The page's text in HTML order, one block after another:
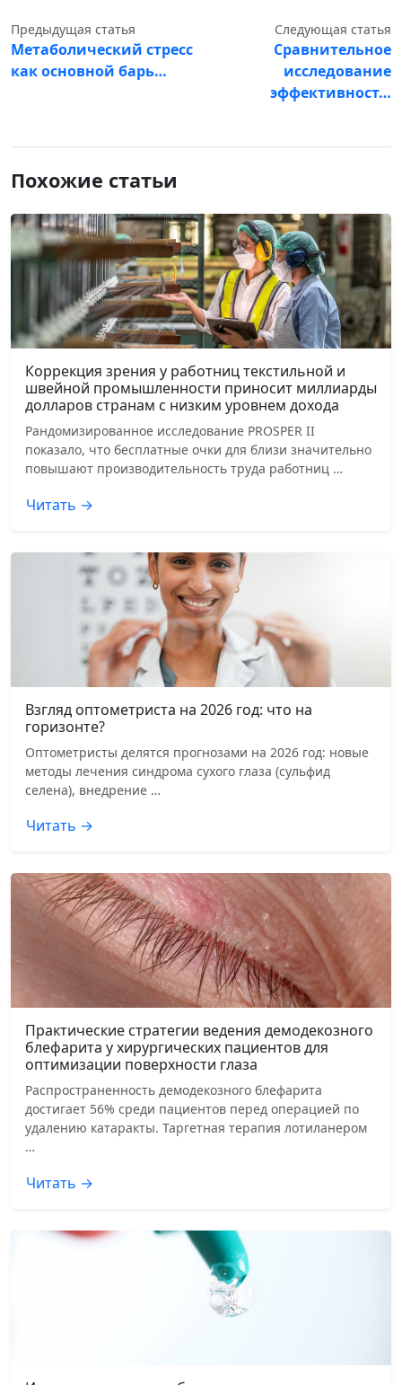
Предыдущая статья
Метаболический стресс
как основной барь…
Следующая статья
Сравнительное
исследование
эффективност…
Похожие статьи
Коррекция зрения у работниц текстильной и
швейной промышленности приносит миллиарды
долларов странам с низким уровнем дохода
Рандомизированное исследование PROSPER II
показало, что бесплатные очки для близи значительно
повышают производительность труда работниц …
Читать →
Взгляд оптометриста на 2026 год: что на
горизонте?
Оптометристы делятся прогнозами на 2026 год: новые
методы лечения синдрома сухого глаза (сульфид
селена), внедрение …
Читать →
Практические стратегии ведения демодекозного
блефарита у хирургических пациентов для
оптимизации поверхности глаза
Распространенность демодекозного блефарита
достигает 56% среди пациентов перед операцией по
удалению катаракты. Таргетная терапия лотиланером
…
Читать →